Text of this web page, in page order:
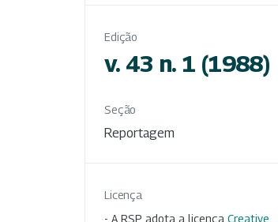
Edição
v. 43 n. 1 (1988)
Seção
Reportagem
Licença
- A RSP adota a licença Creative